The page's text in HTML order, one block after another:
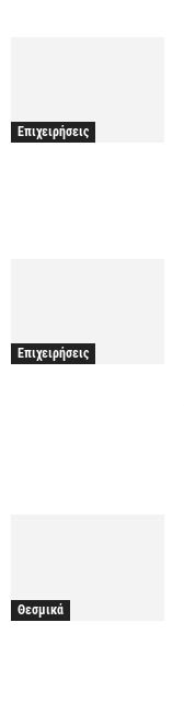
Επιχειρήσεις
Επιχειρήσεις
Θεσμικά